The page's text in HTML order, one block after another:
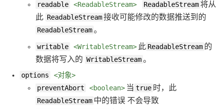
readable
<ReadableStream> ReadableStream将从
此 ReadableStream接收可能修改的数据推送到的
ReadableStream。
writable <WritableStream> 此 ReadableStream 的
数据将写入的 WritableStream。
options
<对象>
preventAbort
<boolean> 当 true 时，此
ReadableStream 中的错误 不会导致